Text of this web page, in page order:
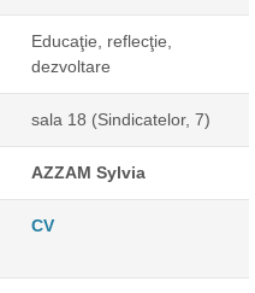
Educaţie, reflecţie,
dezvoltare
sala 18 (Sindicatelor, 7)
AZZAM Sylvia
CV